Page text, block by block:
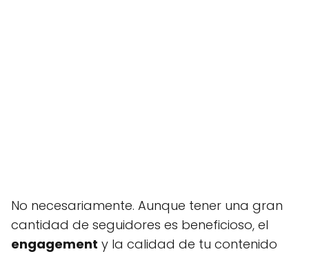
No necesariamente. Aunque tener una gran
cantidad de seguidores es beneficioso, el
engagement y la calidad de tu contenido